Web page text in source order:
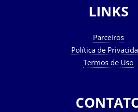
LINKS
Parceiros
Política de
Termos de Uso